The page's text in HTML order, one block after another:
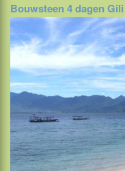
Bouwsteen 4 dagen